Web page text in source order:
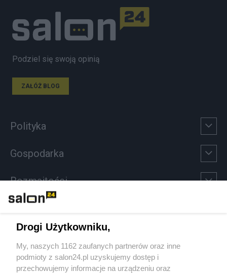
Podziel się swoją opinią
ZAŁÓŻ BLOG
Polityka
Gospodarka
Rozmaitości
Sport
Społeczeństwo
Drogi Użytkowniku,
My, naszych 1162 zaufanych partnerów oraz inne
podmioty z salon24.pl uzyskujemy dostęp i
przechowujemy informacje na urządzeniu oraz